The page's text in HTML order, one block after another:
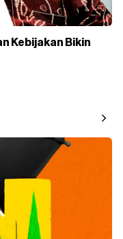
Kebijakan Bikin